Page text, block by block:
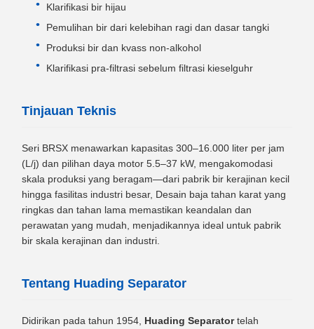
Klarifikasi bir hijau
Pemulihan bir dari kelebihan ragi dan dasar tangki
Produksi bir dan kvass non-alkohol
Klarifikasi pra-filtrasi sebelum filtrasi kieselguhr
Tinjauan Teknis
Seri BRSX menawarkan kapasitas 300–16.000 liter per jam
(L/j) dan pilihan daya motor 5.5–37 kW, mengakomodasi
skala produksi yang beragam—dari pabrik bir kerajinan kecil
hingga fasilitas industri besar, Desain baja tahan karat yang
ringkas dan tahan lama memastikan keandalan dan
perawatan yang mudah, menjadikannya ideal untuk pabrik
bir skala kerajinan dan industri.
Tentang Huading Separator
Didirikan pada tahun 1954, Huading Separatortelah